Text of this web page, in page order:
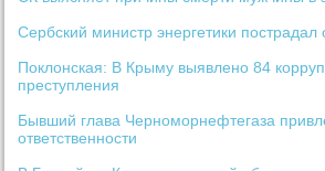
Сербский министр энергетики пострадал
Поклонская: В Крыму выявлено 84
преступления
Бывший глава Черноморнефтегаза
ответственности